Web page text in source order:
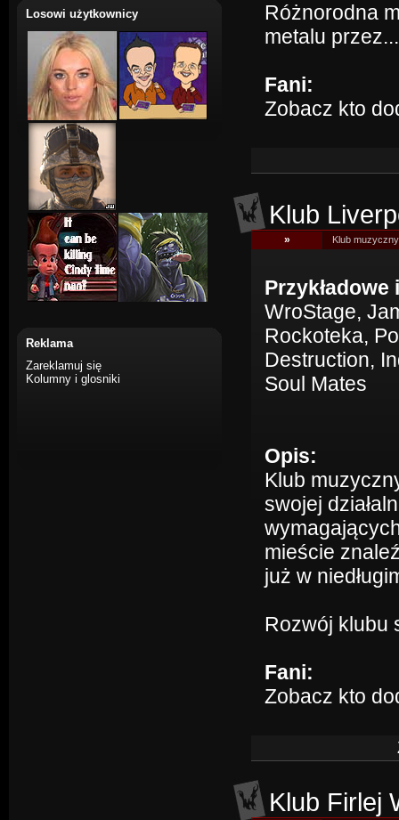
Losowi użytkownicy
Reklama
Zareklamuj się
Kolumny i glosniki
Różnorodna
metalu przez...
Fani:
Zobacz kto
Klub
» Klub
Przykładowe
WroStage,
Rockoteka,
Destruction,
Soul Mates
Opis:
Klub
swojej
mieście
już w
Rozwój klubu
Fani:
Zobacz kto
Klub Firlej